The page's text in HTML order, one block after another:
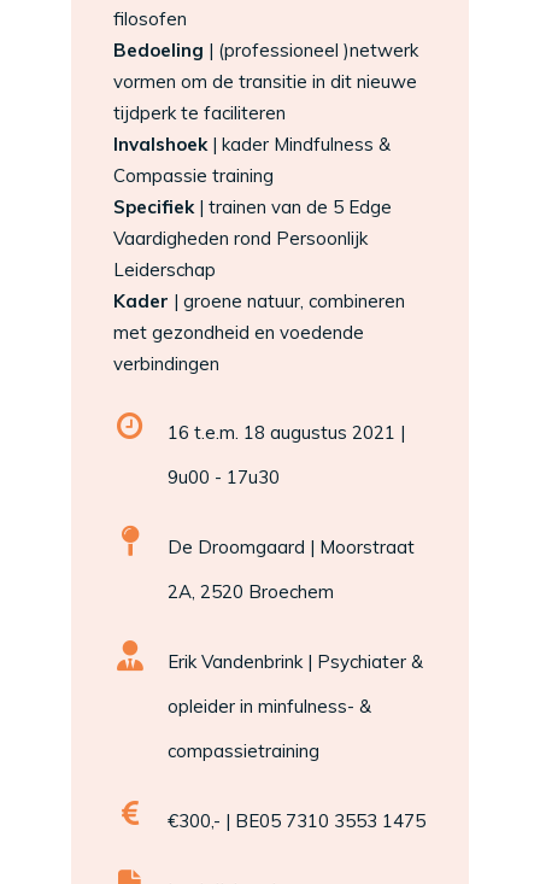
filosofen
Bedoeling | (professioneel )netwerk
vormen om de transitie in dit nieuwe
tijdperk te faciliteren
Invalshoek| kader Mindfulness &
Compassie training
Specifiek| trainen van de 5 Edge
Vaardigheden rond Persoonlijk
Leiderschap
Kader | groene natuur, combineren
met gezondheid en voedende
verbindingen
16 t.e.m. 18 augustus 2021 |
9u00 - 17u30
De Droomgaard | Moorstraat
2A, 2520 Broechem
Erik Vandenbrink | Psychiater &
opleider in minfulness- &
compassietraining
€300,- | BE05 7310 3553 1475